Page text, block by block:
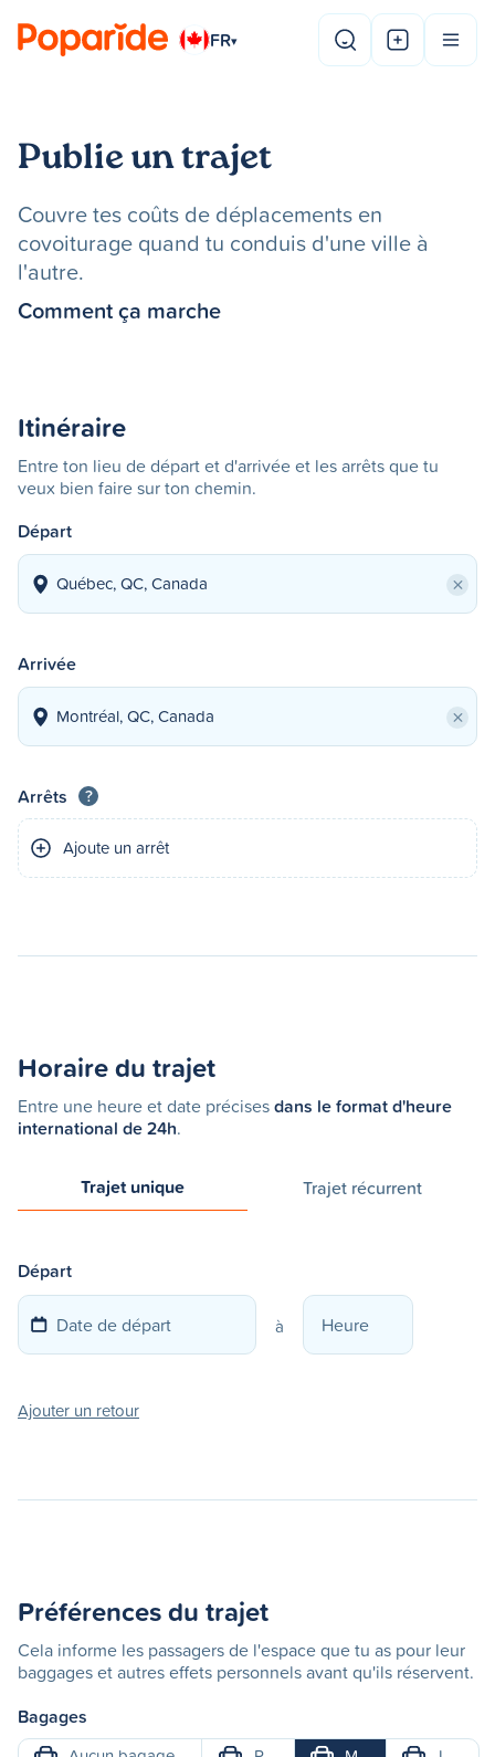
FR▾
Publie un trajet
Couvre tes coûts de déplacements en
covoiturage quand tu conduis d'une ville à
l'autre.
Comment ça marche
Itinéraire
Entre ton lieu de départ et d'arrivée et les arrêts que tu
veux bien faire sur ton chemin.
Départ
×
Arrivée
×
Arrêts ?
Ajoute un arrêt
Horaire du trajet
Entre une heure et date précisesdans le format d'heure
international de 24h.
Trajet unique Trajet récurrent
Départ
à
Ajouter un retour
Préférences du trajet
Cela informe les passagers de l'espace que tu as pour leur
baggages et autres effets personnels avant qu'ils réservent.
Bagages